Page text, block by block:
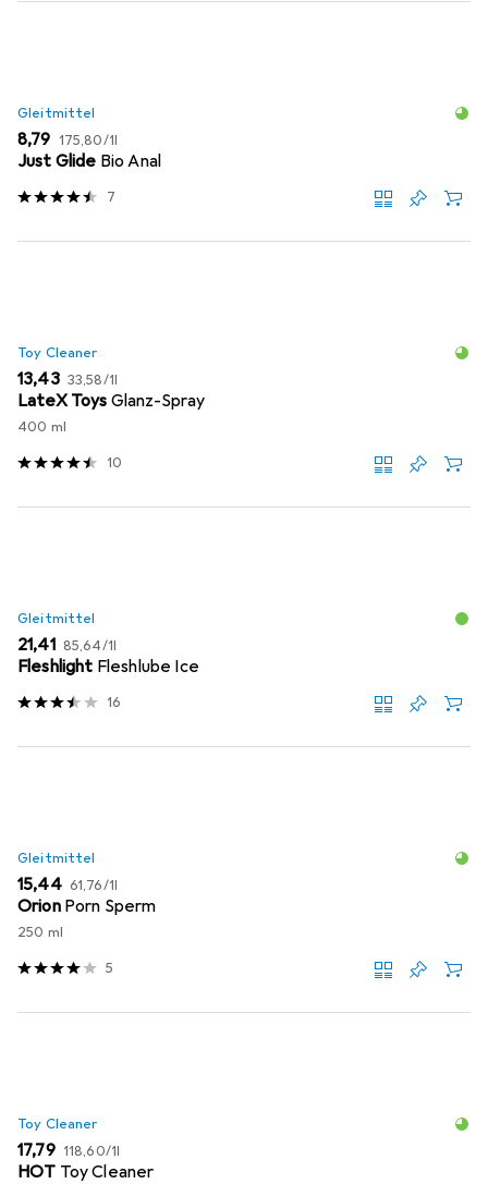
Gleitmittel
EUR
8,79 EUR
175,80/1l
Just Glide Bio Anal
7
Toy Cleaner
EUR
13,43 EUR
33,58/1l
LateX Toys Glanz-Spray
400 ml
10
Gleitmittel
EUR
21,41 EUR
85,64/1l
Fleshlight Fleshlube Ice
16
Gleitmittel
EUR
15,44 EUR
61,76/1l
Orion Porn Sperm
250 ml
5
Toy Cleaner
EUR
17,79 EUR
118,60/1l
HOT Toy Cleaner